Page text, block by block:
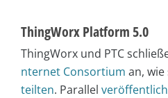
ThingWorx Platform 5.0
ThingWorx und PTC
nternet Consortium an,
teilten. Parallel